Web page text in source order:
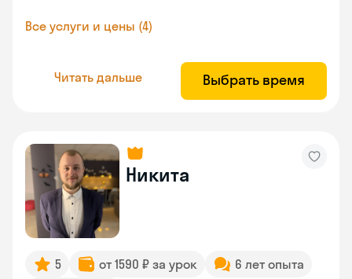
Все услуги и цены (4)
Читать дальше Выбрать время
Никита
5 от 1590 ₽ за урок
6 лет опыта